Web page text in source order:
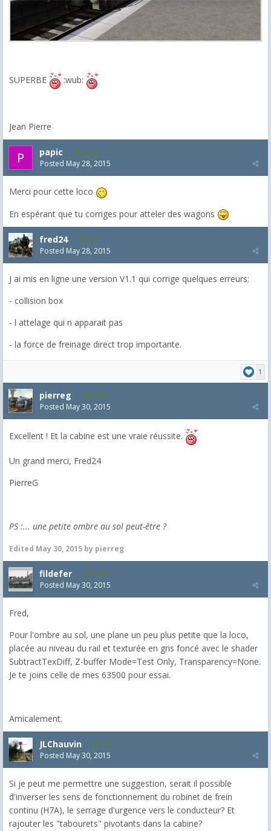
SUPERBE :wub:
Jean Pierre
papic 1,372
Posted May 28, 2015
Merci pour cette loco
En espérant que tu corriges pour atteler des wagons
fred24 187
Posted May 28, 2015
J ai mis en ligne une version V1.1 qui corrige quelques erreurs:
- collision box
- l attelage qui n apparait pas
- la force de freinage direct trop importante.
1
pierreg 4,012
Posted May 30, 2015
Excellent ! Et la cabine est une vraie réussite.
Un grand merci, Fred24
PierreG
PS :... une petite ombre au sol peut-être ?
Edited May 30, 2015 by pierreg
fildefer 1,603
Posted May 30, 2015
Fred,
Pour l'ombre au sol, une plane un peu plus petite que la loco,
placée au niveau du rail et texturée en gris foncé avec le shader
SubtractTexDiff, Z-buffer Mode=Test Only, Transparency=None.
Je te joins celle de mes 63500 pour essai.
Amicalement.
JLChauvin 191
Posted May 30, 2015
Si je peut me permettre une suggestion, serait il possible
d'inverser les sens de fonctionnement du robinet de frein
continu (H7A), le serrage d'urgence vers le conducteur? Et
rajouter les "tabourets" pivotants dans la cabine?